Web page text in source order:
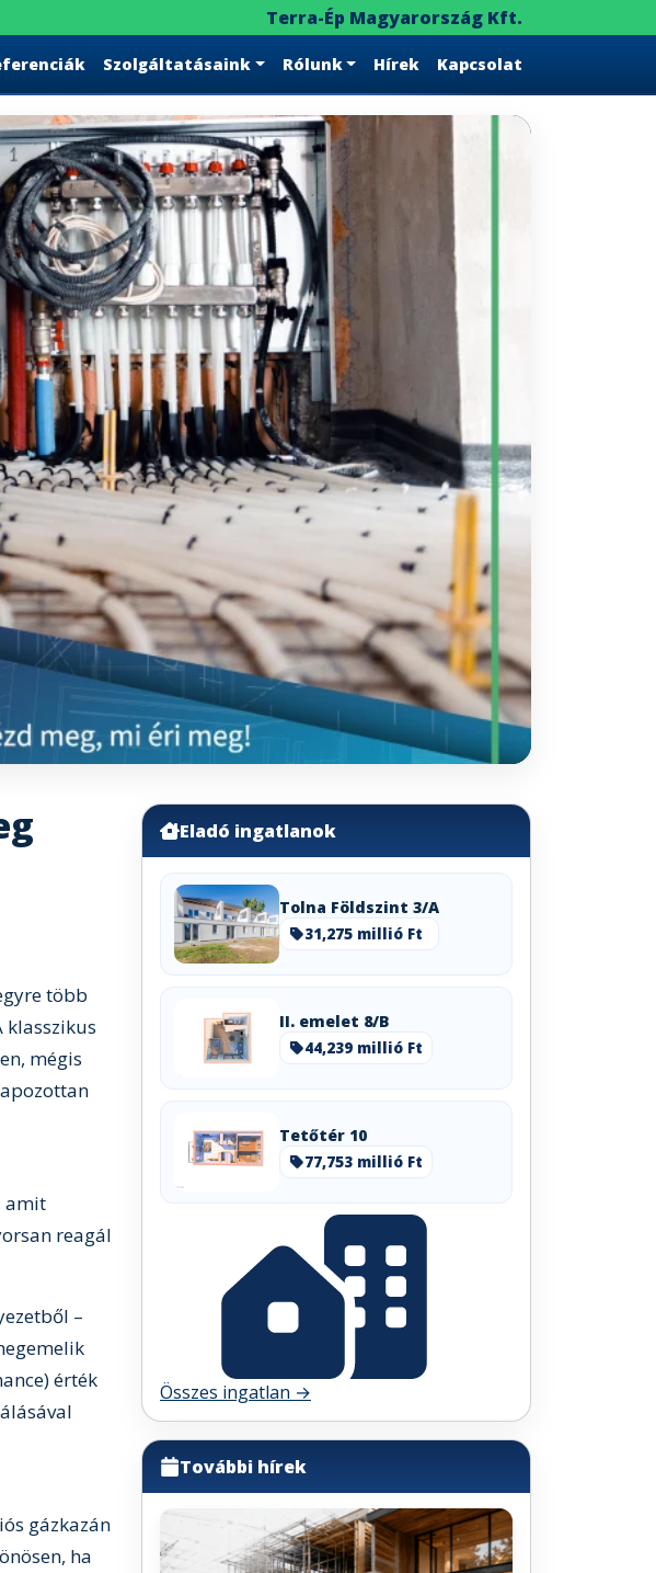
Terra-Ép Magyarország Kft.
Szolgáltatásaink Rólunk Hírek Kapcsolat
több
klasszikus
mégis
amit
reagál
–
érték
gázkazán
ha
Eladó ingatlanok
Tolna Földszint 3/A
31,275 millió Ft
II. emelet 8/B
44,239 millió Ft
Tetőtér 10
77,753 millió Ft
Összes ingatlan →
További hírek